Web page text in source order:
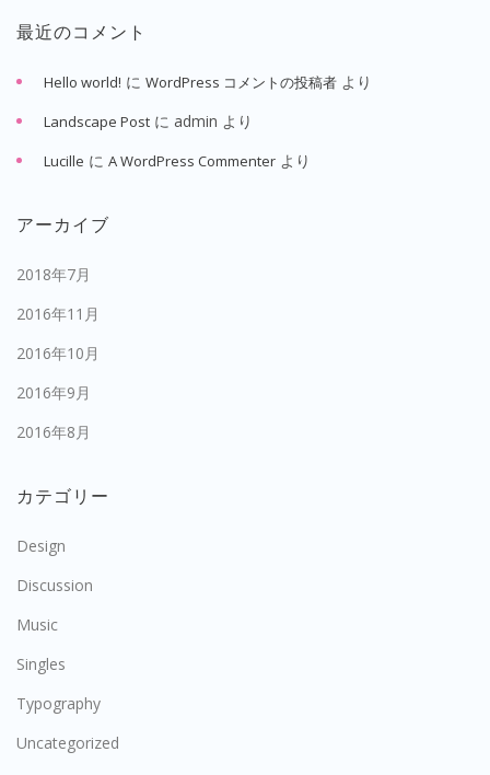
最近のコメント
Hello world! に WordPress コメントの投稿者 より
Landscape Post に admin より
Lucille に A WordPress Commenter より
アーカイブ
2018年7月
2016年11月
2016年10月
2016年9月
2016年8月
カテゴリー
Design
Discussion
Music
Singles
Typography
Uncategorized